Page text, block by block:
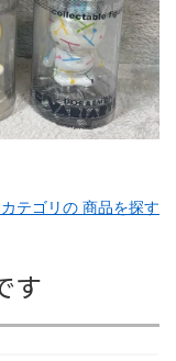
テゴリの 商品を探す
す